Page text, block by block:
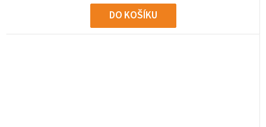
DO KOŠÍKU